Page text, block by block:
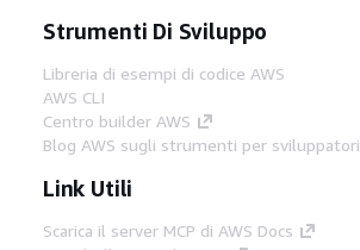
Strumenti Di Sviluppo
Libreria di esempi di codice AWS
AWS CLI
Centro builder AWS
Blog AWS sugli strumenti per sviluppatori
Link Utili
Scarica il server MCP di AWS Docs